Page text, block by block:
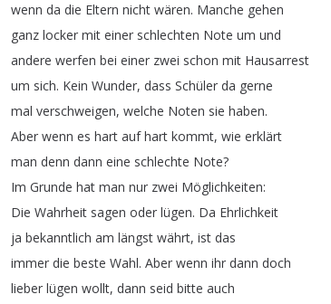
wenn da die Eltern nicht wären. Manche gehen
ganz locker mit einer schlechten Note um und
andere werfen bei einer zwei schon mit Hausarrest
um sich. Kein Wunder, dass Schüler da gerne
mal verschweigen, welche Noten sie haben.
Aber wenn es hart auf hart kommt, wie erklärt
man denn dann eine schlechte Note?
Im Grunde hat man nur zwei Möglichkeiten:
Die Wahrheit sagen oder lügen. Da Ehrlichkeit
ja bekanntlich am längst währt, ist das
immer die beste Wahl. Aber wenn ihr dann doch
lieber lügen wollt, dann seid bitte auch